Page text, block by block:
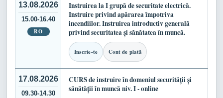
13.08.2026
15.00-16.40
RO
Instruirea la I grupă de securitate electrică.
Instruire privind apărarea împotriva
incendiilor. Instruirea introductiv generală
privind securitatea și sănătatea în muncă.
Inscrie-te Cont de plată
17.08.2026
09.30-14.30
CURS de instruire în domeniul securității și
sănătății în muncă niv. I - online